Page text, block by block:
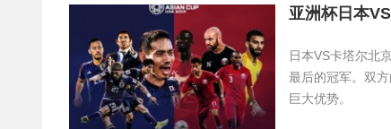
亚洲杯日本
日本VS卡塔尔北
最后的冠军。双
巨大优势。